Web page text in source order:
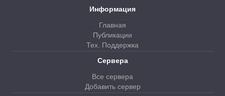
Информация
Главная
Публикации
Тех. Поддержка
Сервера
Все сервера
Добавить сервер